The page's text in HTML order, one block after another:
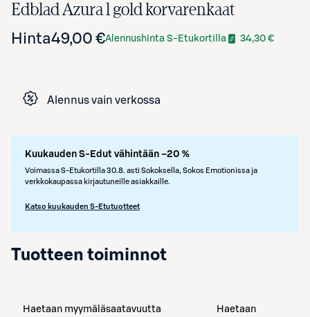
Edblad Azura l gold korvarenkaat
Hinta49,00 €Alennushinta S-Etukortilla 34,30 €
Alennus vain verkossa
Kuukauden S-Edut vähintään –20 %
Voimassa S-Etukortilla 30.8. asti Sokoksella, Sokos Emotionissa ja
verkkokaupassa kirjautuneille asiakkaille.
Katso kuukauden S-Etutuotteet
Tuotteen toiminnot
Haetaan myymäläsaatavuutta
Haetaan